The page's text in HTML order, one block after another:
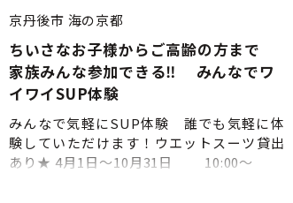
京丹後市 海の京都
ちいさなお子様からご高齢の方まで
家族みんな参加できる‼ みんなでワ
イワイSUP体験
みんなで気軽にSUP体験 誰でも気軽に体
験していただけます！ウエットスーツ貸出
あり★ 4月1日～10月31日 10:00～